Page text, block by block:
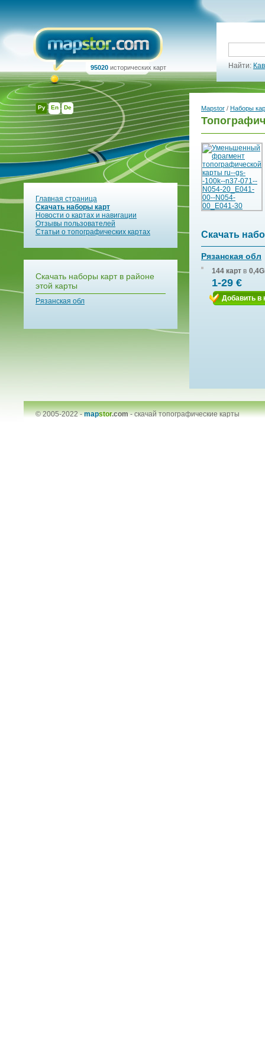
Ру En De
95020 исторических карт Найти:
Главная страница
Скачать наборы карт
Новости о картах и навигации
Отзывы пользователей
Статьи о топографических картах
Скачать наборы карт в районе
этой карты
Рязанская обл
Mapstor / Наборы
Скачать
Рязанская обл
144 карт в
1-29 €
Добавить в
© 2005-2022 -mapstor.com-скачай топографические карты